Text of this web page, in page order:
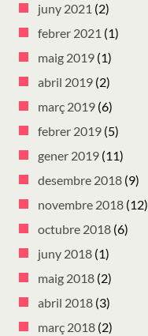
juny 2021 (2)
febrer 2021 (1)
maig 2019 (1)
abril 2019 (2)
març 2019 (6)
febrer 2019 (5)
gener 2019 (11)
desembre 2018 (9)
novembre 2018 (12)
octubre 2018 (6)
juny 2018 (1)
maig 2018 (2)
abril 2018 (3)
març 2018 (2)